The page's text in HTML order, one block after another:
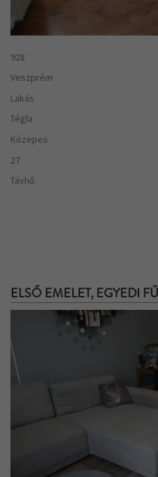
928
Veszprém
Lakás
Tégla
Közepes
27
Távhő
ELSŐ EMELET, EGYEDI